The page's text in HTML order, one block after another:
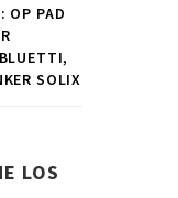
OP PAD
SOLIX
LOS